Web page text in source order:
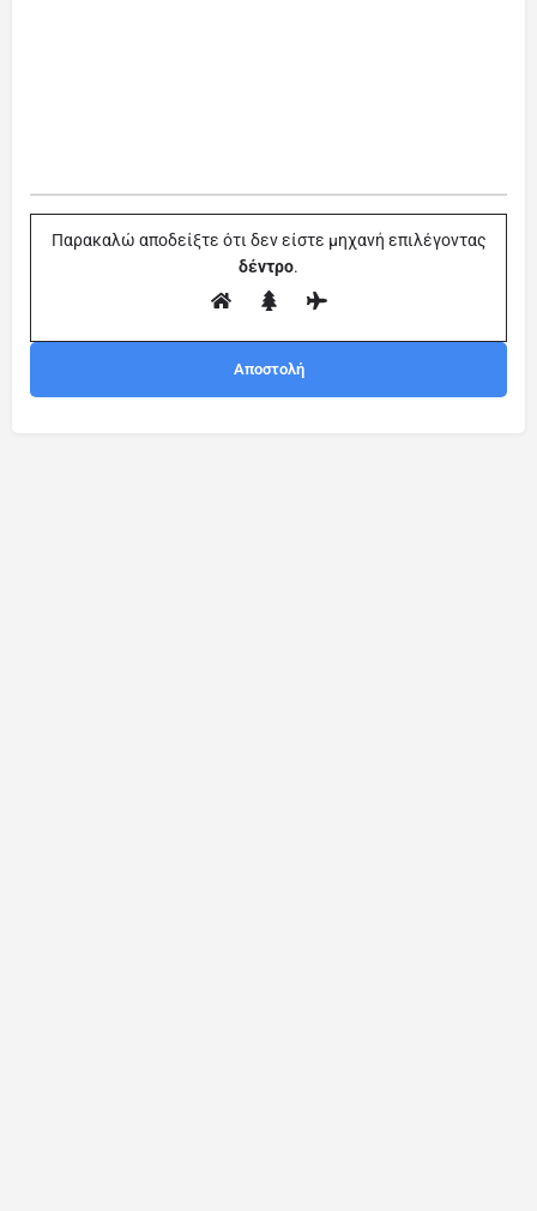
Παρακαλώ αποδείξτε ότι δεν είστε μηχανή επιλέγοντας
δέντρο.